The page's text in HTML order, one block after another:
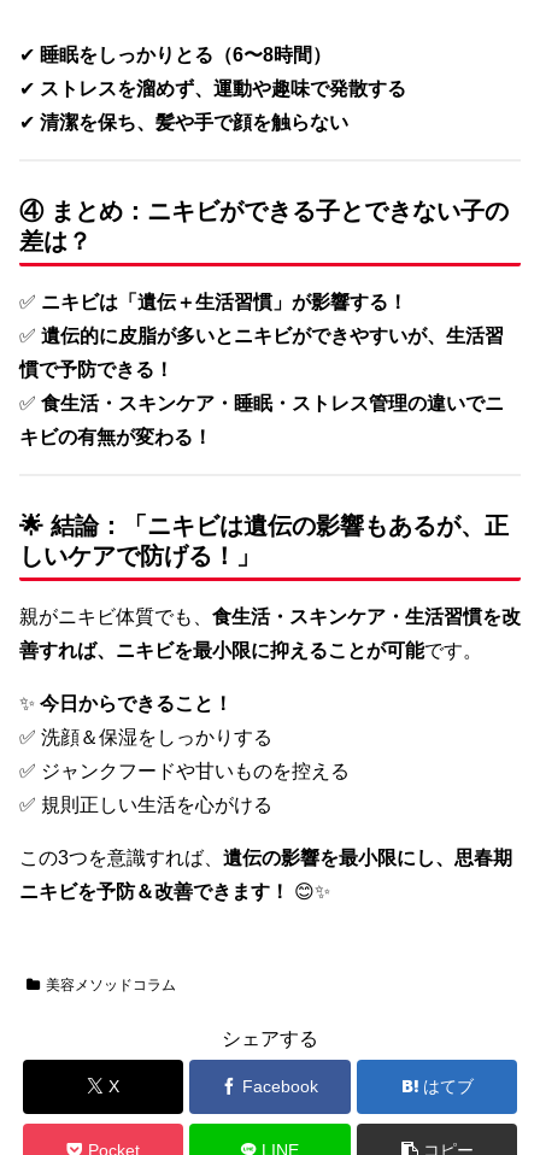
✔ 睡眠をしっかりとる（6〜8時間）
✔ ストレスを溜めず、運動や趣味で発散する
✔ 清潔を保ち、髪や手で顔を触らない
④ まとめ：ニキビができる子とできない子の
差は？
✅ ニキビは「遺伝＋生活習慣」が影響する！
✅ 遺伝的に皮脂が多いとニキビができやすいが、生活習
慣で予防できる！
✅ 食生活・スキンケア・睡眠・ストレス管理の違いでニ
キビの有無が変わる！
🌟 結論：「ニキビは遺伝の影響もあるが、正
しいケアで防げる！」
親がニキビ体質でも、 食生活・スキンケア・生活習慣を改
善すれば、ニキビを最小限に抑えることが可能です。
✨ 今日からできること！
✅ 洗顔＆保湿をしっかりする
✅ ジャンクフードや甘いものを控える
✅ 規則正しい生活を心がける
この3つを意識すれば、 遺伝の影響を最小限にし、思春期
ニキビを予防＆改善できます！
😊✨
美容メソッドコラム
シェアする
X Facebook はてブ
Pocket LINE コピー